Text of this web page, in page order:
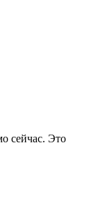
сейчас. Это